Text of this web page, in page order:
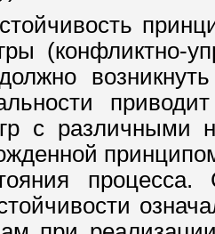
(конфликтно-
с различными